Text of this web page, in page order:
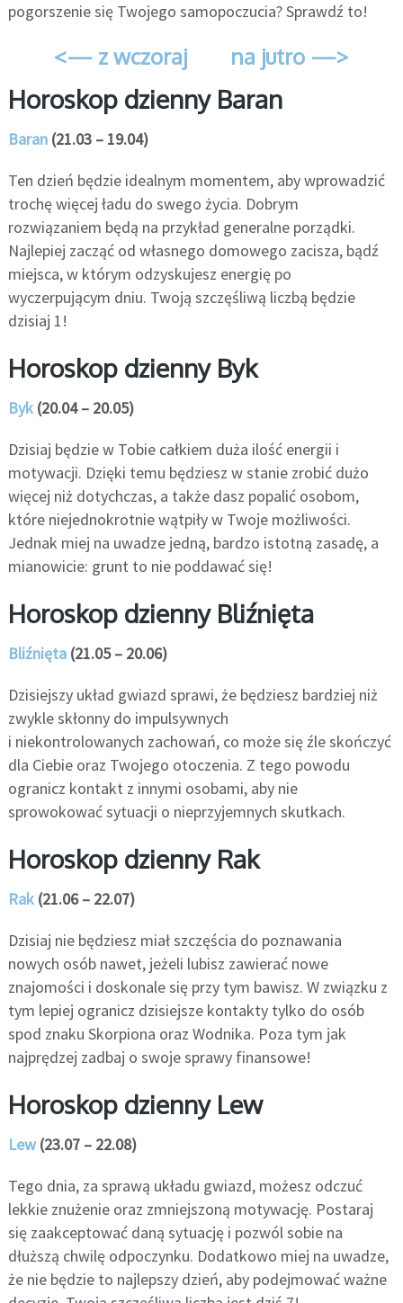
pogorszenie się Twojego samopoczucia? Sprawdź to!
<— z wczoraj na jutro —>
Horoskop dzienny Baran
Baran(21.03 – 19.04)
Ten dzień będzie idealnym momentem, aby wprowadzić
trochę więcej ładu do swego życia. Dobrym
rozwiązaniem będą na przykład generalne porządki.
Najlepiej zacząć od własnego domowego zacisza, bądź
miejsca, w którym odzyskujesz energię po
wyczerpującym dniu. Twoją szczęśliwą liczbą będzie
dzisiaj 1!
Horoskop dzienny Byk
Byk(20.04 – 20.05)
Dzisiaj będzie w Tobie całkiem duża ilość energii i
motywacji. Dzięki temu będziesz w stanie zrobić dużo
więcej niż dotychczas, a także dasz popalić osobom,
które niejednokrotnie wątpiły w Twoje możliwości.
Jednak miej na uwadze jedną, bardzo istotną zasadę, a
mianowicie: grunt to nie poddawać się!
Horoskop dzienny Bliźnięta
Bliźnięta(21.05 – 20.06)
Dzisiejszy układ gwiazd sprawi, że będziesz bardziej niż
zwykle skłonny do impulsywnych
i niekontrolowanych zachowań, co może się źle skończyć
dla Ciebie oraz Twojego otoczenia. Z tego powodu
ogranicz kontakt z innymi osobami, aby nie
sprowokować sytuacji o nieprzyjemnych skutkach.
Horoskop dzienny Rak
Rak(21.06 – 22.07)
Dzisiaj nie będziesz miał szczęścia do poznawania
nowych osób nawet, jeżeli lubisz zawierać nowe
znajomości i doskonale się przy tym bawisz. W związku z
tym lepiej ogranicz dzisiejsze kontakty tylko do osób
spod znaku Skorpiona oraz Wodnika. Poza tym jak
najprędzej zadbaj o swoje sprawy finansowe!
Horoskop dzienny Lew
Lew(23.07 – 22.08)
Tego dnia, za sprawą układu gwiazd, możesz odczuć
lekkie znużenie oraz zmniejszoną motywację. Postaraj
się zaakceptować daną sytuację i pozwól sobie na
dłuższą chwilę odpoczynku. Dodatkowo miej na uwadze,
że nie będzie to najlepszy dzień, aby podejmować ważne